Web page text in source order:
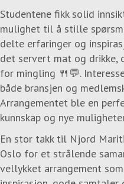
Studentene fikk solid
mulighet til å stille
delte erfaringer og
det servert mat og
for mingling 🍴💬.
både bransjen og
Arrangementet ble en
kunnskap og nye
En stor takk til Njord
Oslo for et strålende
vellykket arrangement